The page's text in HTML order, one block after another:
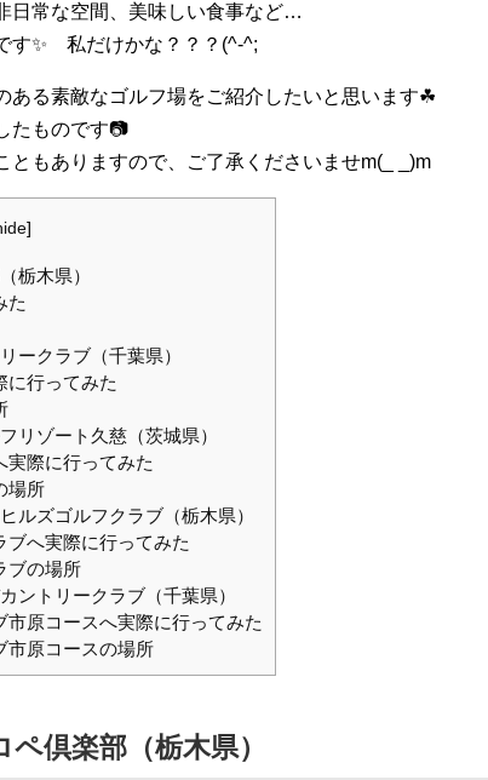
日常な空間、美味しい食事など…
す✨ 私だけかな？？？(^-^;
ある素敵なゴルフ場をご紹介したいと思います☘
たものです📷
ともありますので、ご了承くださいませm(_ _)m
]
栃木県）
た
ークラブ（千葉県）
に行ってみた
リゾート久慈（茨城県）
実際に行ってみた
場所
ルズゴルフクラブ（栃木県）
へ実際に行ってみた
ブの場所
ントリークラブ（千葉県）
原コースへ実際に行ってみた
原コースの場所
倶楽部（栃木県）